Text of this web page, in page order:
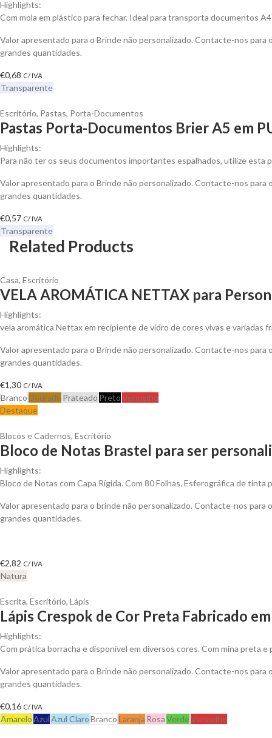
Highlights:
Com mola em plástico para fechar. Ideal para transporta documentos
Valor apresentado para o Brinde não personalizado. Contacte-nos
grandes quantidades.
€0,68 C/ IVA
Transparente
Escritório, Pastas, Porta-Documentos
Pastas Porta-Documentos Brier A5 em
Highlights:
Para não ter os seus documentos importantes espalhados, utilize esta
Valor apresentado para o Brinde não personalizado. Contacte-nos
grandes quantidades.
€0,57 C/ IVA
Transparente
Related Products
Casa, Escritório
VELA AROMÁTICA NETTAX para
Highlights:
vela aromática Nettax em recipiente de vidro de cores vivas e variadas
Valor apresentado para o Brinde não personalizado. Contacte-nos
grandes quantidades.
€1,30 C/ IVA
Branco Dourado Prateado PretoVermelho
Destaque
Blocos e Cadernos, Escritório
Bloco de Notas Brastel para ser
Highlights:
Bloco de Notas com Capa Rígida. Com 80 Folhas. Esferográfica de
Valor apresentado para o brinde não personalizado. Contacte-nos para
grandes quantidades.
€2,82 C/ IVA
Natura
Escrita, Escritório, Lápis
Lápis Crespok de Cor Preta Fabricado
Highlights:
Com prática borracha e disponível em diversos cores. Com mina preta e
Valor apresentado para o Brinde não personalizado. Contacte-nos
grandes quantidades.
€0,16 C/ IVA
AmareloAzulAzul ClaroBrancoLaranja RosaVerdeVermelho